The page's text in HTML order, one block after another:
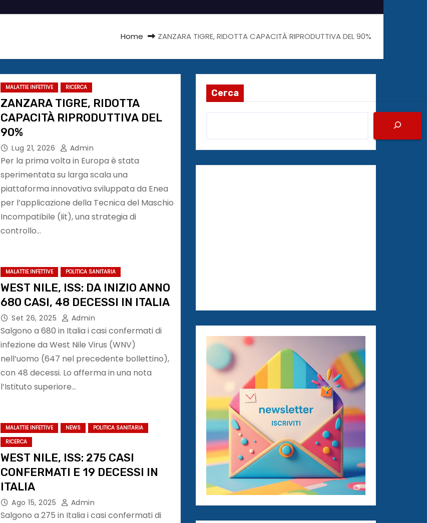
Home ZANZARA TIGRE, RIDOTTA CAPACITÀ RIPRODUTTIVA DEL 90%
MALATTIE INFETTIVE RICERCA
ZANZARA TIGRE, RIDOTTA
CAPACITÀ RIPRODUTTIVA DEL
90%
Lug 21, 2026 Admin
Per la prima volta in Europa è stata
sperimentata su larga scala una
piattaforma innovativa sviluppata da Enea
per l’applicazione della Tecnica del Maschio
Incompatibile (Iit), una strategia di
controllo…
MALATTIE INFETTIVE POLITICA SANITARIA
WEST NILE, ISS: DA INIZIO ANNO
680 CASI, 48 DECESSI IN ITALIA
Set 26, 2025 Admin
Salgono a 680 in Italia i casi confermati di
infezione da West Nile Virus (WNV)
nell’uomo (647 nel precedente bollettino),
con 48 decessi. Lo afferma in una nota
l’Istituto superiore…
MALATTIE INFETTIVE NEWS
POLITICA SANITARIA
RICERCA
WEST NILE, ISS: 275 CASI
CONFERMATI E 19 DECESSI IN
ITALIA
Ago 15, 2025 Admin
Salgono a 275 in Italia i casi confermati di
Cerca